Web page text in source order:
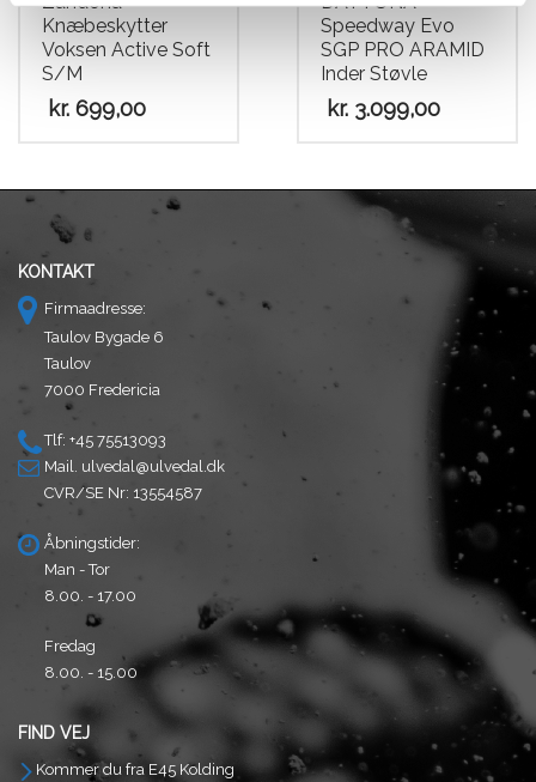
Knæbeskytter
Voksen Active Soft
S/M
kr. 699,00
Speedway Evo
SGP PRO ARAMID
Inder Støvle
kr.3.099,00
varesiden
KONTAKT
Firmaadresse:
Taulov Bygade 6
Taulov
7000 Fredericia
Tlf: +45 75513093
Mail. ulvedal@ulvedal.dk
CVR/SE Nr: 13554587
Åbningstider:
Man - Tor
8.00. - 17.00
Fredag
8.00. - 15.00
FIND VEJ
Kommer du fra E45 Kolding